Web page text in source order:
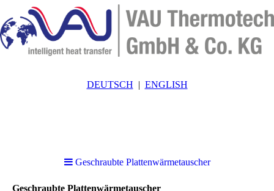
DEUTSCH ENGLISH
Geschraubte Plattenwärmetauscher
Geschraubte Plattenwärmetauscher